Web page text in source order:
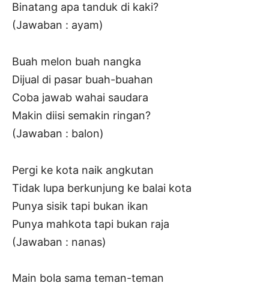
Binatang apa tanduk di kaki?
(Jawaban : ayam)
Buah melon buah nangka
Dijual di pasar buah-buahan
Coba jawab wahai saudara
Makin diisi semakin ringan?
(Jawaban : balon)
Pergi ke kota naik angkutan
Tidak lupa berkunjung ke balai kota
Punya sisik tapi bukan ikan
Punya mahkota tapi bukan raja
(Jawaban : nanas)
Main bola sama teman-teman